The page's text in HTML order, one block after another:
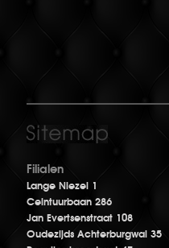
Filialen
Lange Niezel 1
Ceintuurbaan 286
Jan Evertsenstraat 108
Oudezijds Achterburgwal 35